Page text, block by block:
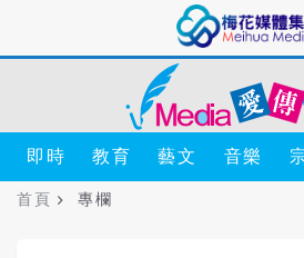
即時 教育 藝文 音樂
首頁 專欄